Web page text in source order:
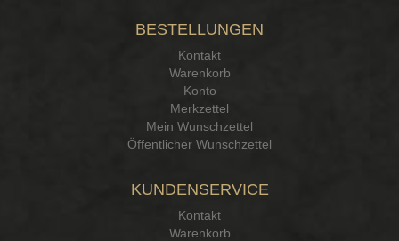
BESTELLUNGEN
Kontakt
Warenkorb
Konto
Merkzettel
Mein Wunschzettel
Öffentlicher Wunschzettel
KUNDENSERVICE
Kontakt
Warenkorb